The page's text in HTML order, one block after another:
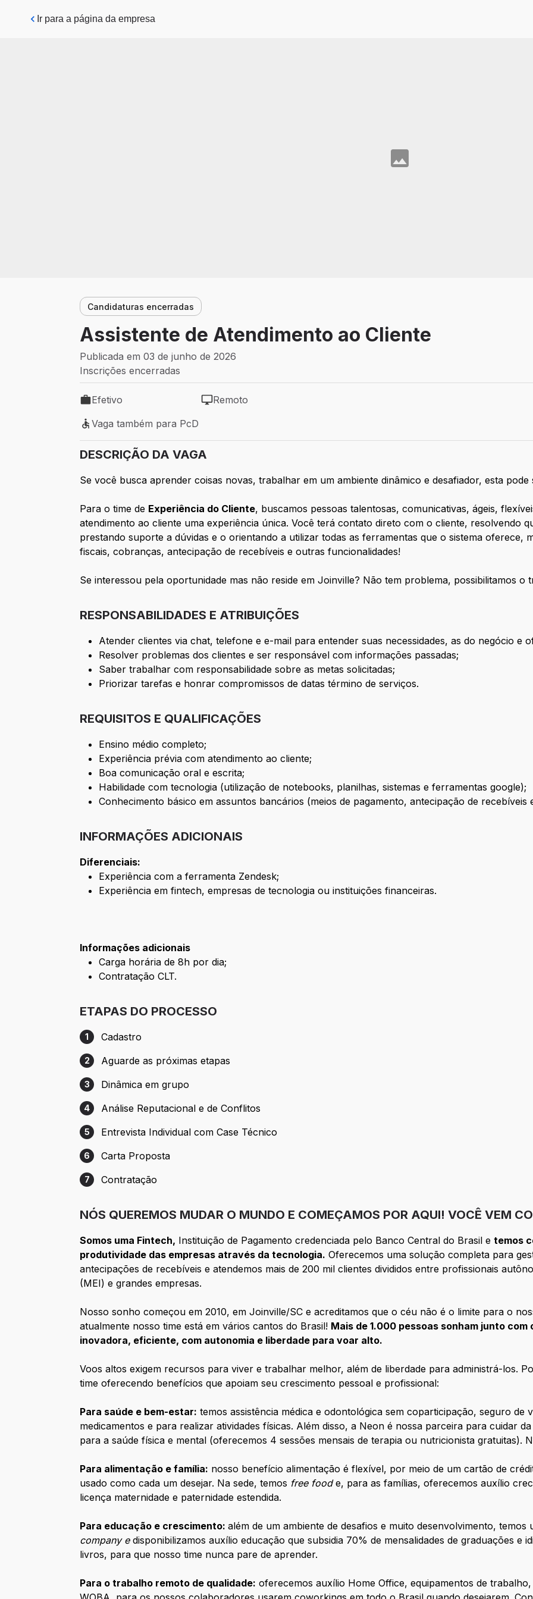
Pular para o conteúdo principal
Ir para a página da empresa
Candidaturas encerradas
Assistente de Atendimento ao Cliente
Publicada em 03 de junho de 2026
Inscrições encerradas
Tipo de vaga: Efetivo
Efetivo
Modelo de trabalho: Remoto
Remoto
Vaga também para PcD
Vaga também para PcD
DESCRIÇÃO DA VAGA
Se você busca aprender coisas novas, trabalhar em um ambiente dinâmico e desafiador, esta
Para o time de Experiência do Cliente, buscamos pessoas talentosas, comunicativas, ágeis,
atendimento ao cliente uma experiência única. Você terá contato direto com o cliente, resolvendo
prestando suporte a dúvidas e o orientando a utilizar todas as ferramentas que o sistema oferece,
fiscais, cobranças, antecipação de recebíveis e outras funcionalidades!
Se interessou pela oportunidade mas não reside em Joinville? Não tem problema, possibilitamos o
RESPONSABILIDADES E ATRIBUIÇÕES
Atender clientes via chat, telefone e e-mail para entender suas necessidades, as do negócio e
Resolver problemas dos clientes e ser responsável com informações passadas;
Saber trabalhar com responsabilidade sobre as metas solicitadas;
Priorizar tarefas e honrar compromissos de datas término de serviços.
REQUISITOS E QUALIFICAÇÕES
Ensino médio completo;
Experiência prévia com atendimento ao cliente;
Boa comunicação oral e escrita;
Habilidade com tecnologia (utilização de notebooks, planilhas, sistemas e ferramentas google);
Conhecimento básico em assuntos bancários (meios de pagamento, antecipação de recebíveis
INFORMAÇÕES ADICIONAIS
Diferenciais:
Experiência com a ferramenta Zendesk;
Experiência em fintech, empresas de tecnologia ou instituições financeiras.
Informações adicionais
Carga horária de 8h por dia;
Contratação CLT.
ETAPAS DO PROCESSO
Etapa 1: Cadastro
1 Cadastro
Etapa 2: Aguarde as próximas etapas
2 Aguarde as próximas etapas
Etapa 3: Dinâmica em grupo
3 Dinâmica em grupo
Etapa 4: Análise Reputacional e de Conflitos
4 Análise Reputacional e de Conflitos
Etapa 5: Entrevista Individual com Case Técnico
5 Entrevista Individual com Case Técnico
Etapa 6: Carta Proposta
6 Carta Proposta
Etapa 7: Contratação
7 Contratação
NÓS QUEREMOS MUDAR O MUNDO E COMEÇAMOS POR AQUI! VOCÊ VEM
Somos uma Fintech, Instituição de Pagamento credenciada pelo Banco Central do Brasil etemos
produtividade das empresas através da tecnologia. Oferecemos uma solução completa para
antecipações de recebíveis e atendemos mais de 200 mil clientes divididos entre profissionais
(MEI) e grandes empresas.
Nosso sonho começou em 2010, em Joinville/SC e acreditamos que o céu não é o limite para o
atualmente nosso time está em vários cantos do Brasil! Mais de 1.000 pessoas sonham junto
inovadora, eficiente, com autonomia e liberdade para voar alto.
Voos altos exigem recursos para viver e trabalhar melhor, além de liberdade para administrá-los.
time oferecendo benefícios que apoiam seu crescimento pessoal e profissional:
Para saúde e bem-estar: temos assistência médica e odontológica sem coparticipação, seguro de
medicamentos e para realizar atividades físicas. Além disso, a Neon é nossa parceira para cuidar
para a saúde física e mental (oferecemos 4 sessões mensais de terapia ou nutricionista gratuitas).
Para alimentação e família: nosso benefício alimentação é flexível, por meio de um cartão de
usado como cada um desejar. Na sede, temos free foode, para as famílias, oferecemos auxílio
licença maternidade e paternidade estendida.
Para educação e crescimento:além de um ambiente de desafios e muito desenvolvimento,
company edisponibilizamos auxílio educação que subsidia 70% de mensalidades de graduações e
livros, para que nosso time nunca pare de aprender.
Para o trabalho remoto de qualidade: oferecemos auxílio Home Office, equipamentos de